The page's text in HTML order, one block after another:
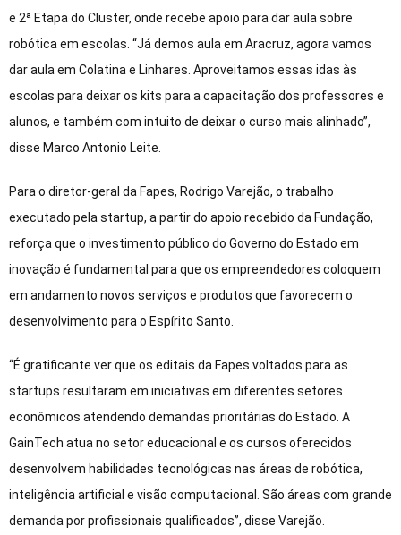
e 2ª Etapa do Cluster, onde recebe apoio para dar aula sobre
robótica em escolas. “Já demos aula em Aracruz, agora vamos
dar aula em Colatina e Linhares. Aproveitamos essas idas às
escolas para deixar os kits para a capacitação dos professores e
alunos, e também com intuito de deixar o curso mais alinhado”,
disse Marco Antonio Leite.
Para o diretor-geral da Fapes, Rodrigo Varejão, o trabalho
executado pela startup, a partir do apoio recebido da Fundação,
reforça que o investimento público do Governo do Estado em
inovação é fundamental para que os empreendedores coloquem
em andamento novos serviços e produtos que favorecem o
desenvolvimento para o Espírito Santo.
“É gratificante ver que os editais da Fapes voltados para as
startups resultaram em iniciativas em diferentes setores
econômicos atendendo demandas prioritárias do Estado. A
GainTech atua no setor educacional e os cursos oferecidos
desenvolvem habilidades tecnológicas nas áreas de robótica,
inteligência artificial e visão computacional. São áreas com grande
demanda por profissionais qualificados”, disse Varejão.